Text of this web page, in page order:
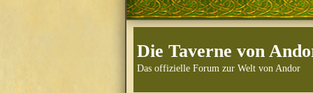
Die Taverne von
Das offizielle Forum zur Welt von Andor